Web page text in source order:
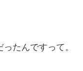
たんですって。